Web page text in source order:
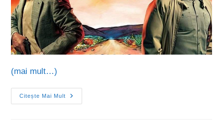
(mai mult…)
Citește Mai Mult